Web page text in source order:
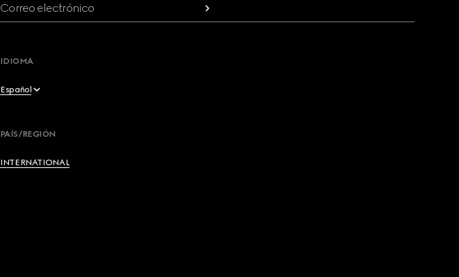
Correo electrónico
IDIOMA
Español
Français
PAÍS/REGIÓN
INTERNATIONAL